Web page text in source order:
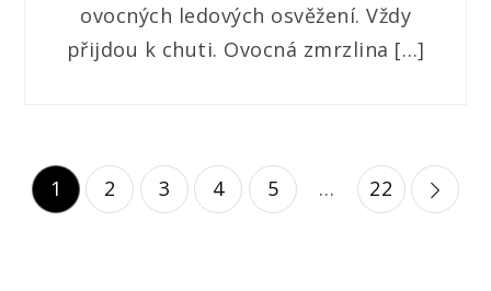
ovocných ledových osvěžení. Vždy
přijdou k chuti. Ovocná zmrzlina […]
Stránkování
1 2 3 4 5 … 22